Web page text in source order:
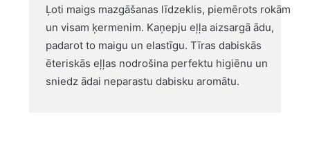
Ļoti maigs mazgāšanas līdzeklis, piemērots rokām
un visam ķermenim. Kaņepju eļļa aizsargā ādu,
padarot to maigu un elastīgu. Tīras dabiskās
ēteriskās eļļas nodrošina perfektu higiēnu un
sniedz ādai neparastu dabisku aromātu.